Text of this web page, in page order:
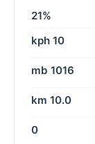
21%
10 kph
1016 mb
10.0 km
0